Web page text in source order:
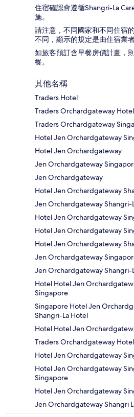
住宿確認會遵循Shangri-La
施。
請注意，不同國家和不同住宿
不同，顯示的規定是由住宿業者
如旅客預訂含早餐房價計畫，
餐。
其他名稱
Traders Hotel
Traders Orchardgateway
Traders Orchardgateway
Hotel Jen Orchardgateway
Hotel Jen Orchardgateway
Jen Orchardgateway
Jen Orchardgateway
Hotel Jen Orchardgateway
Jen Orchardgateway Shangri-
Hotel Jen Orchardgateway
Hotel Jen Orchardgateway
Hotel Jen Orchardgateway
Jen Orchardgateway
Jen Orchardgateway Shangri-
Hotel Hotel Jen
Singapore
Singapore Hotel Jen
Shangri-La Hotel
Hotel Hotel Jen
Traders Orchardgateway
Hotel Jen Orchardgateway
Hotel Jen Orchardgateway
Singapore
Hotel Jen Orchardgateway
Jen Orchardgateway Shangri